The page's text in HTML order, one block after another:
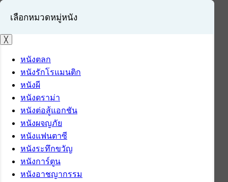
เข้าสู่ระบบ
สมัครสมาชิก
เลือกหมวดหมู่หนัง
╳
หนังตลก
หนังรักโรแมนติก
หนังผี
หนังดราม่า
หนังต่อสู้แอกชัน
หนังผจญภัย
หนังแฟนตาซี
หนังระทึกขวัญ
หนังการ์ตูน
หนังอาชญากรรม